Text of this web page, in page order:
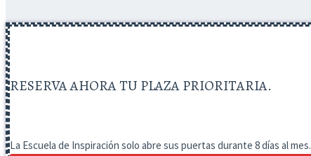
RESERVA AHORA TU PLAZA PRIORITARIA.
La Escuela de Inspiración solo abre sus puertas durante 8 días al mes.